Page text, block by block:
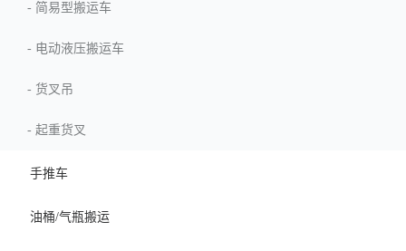
- 简易型搬运车
- 电动液压搬运车
- 货叉吊
- 起重货叉
手推车
油桶/气瓶搬运